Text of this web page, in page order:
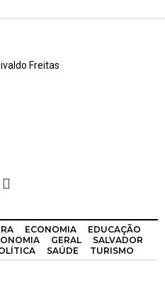
Freitas
ECONOMIA
EDUCAÇÃO
GERAL
SALVADOR
SAÚDE TURISMO